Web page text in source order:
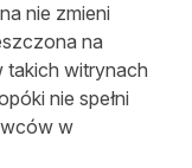
nie zmieni
na
takich witrynach
nie spełni
w